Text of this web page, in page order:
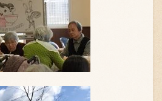
お知らせ
採用情報